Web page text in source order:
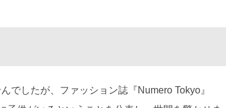
でしたが、ファッション誌『Numero Tokyo』